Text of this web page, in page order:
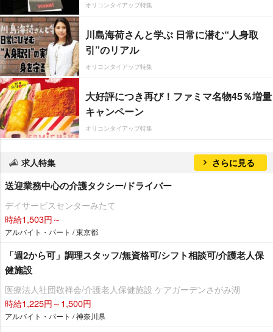
オリコンタイアップ特集
川島海荷さんと学ぶ 日常に潜む“人身取
引”のリアル
オリコンタイアップ特集
大好評につき再び！ファミマ名物45％増量
キャンペーン
オリコンタイアップ特集
求人特集 さらに見る
送迎業務中心の介護タクシー/ドライバー
デイサービスセンターみたて
時給1,503円～
アルバイト・パート / 東京都
「週2から可」調理スタッフ/無資格可/シフト相談可/介護老人保
健施設
医療法人社団敬祥会/介護老人保健施設 ケアガーデンさがみ湖
時給1,225円～1,500円
アルバイト・パート / 神奈川県